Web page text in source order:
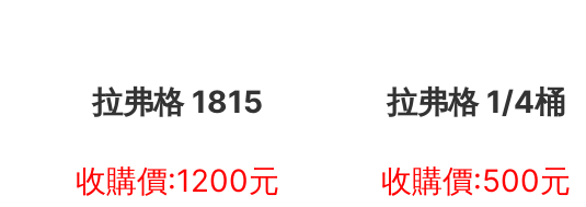
拉弗格 1815 拉弗格 1/4桶
收購價:1200元 收購價:500元